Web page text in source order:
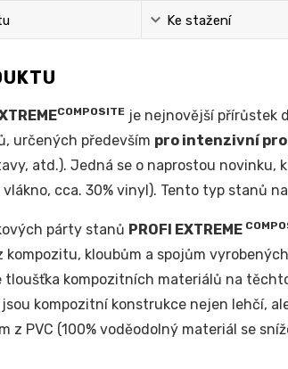
Ke stažení
COMPOSITEje nejnovější přírůstek
určených především pro intenzivní
atd.). Jedná se o naprostou
vlákno, cca. 30% vinyl). Tento typ stanů
párty stanů PROFI EXTREME
kompozitu, kloubům a spojům
tloušťka kompozitních materiálů na
jsou kompozitní konstrukce nejen
z PVC (100% voděodolný materiál se